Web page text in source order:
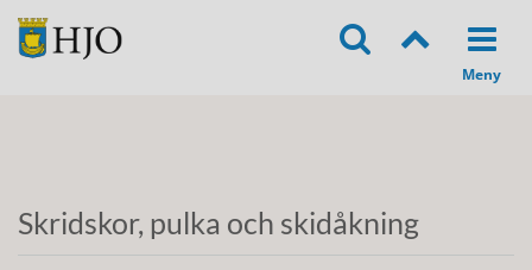
Skridskor, pulka och skidåkning